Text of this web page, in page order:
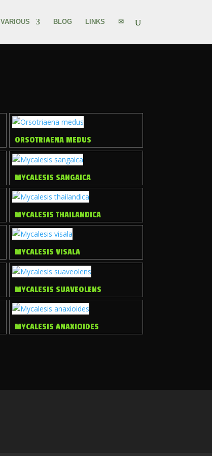
VARIOUS BLOG LINKS ✉
ORSOTRIAENA MEDUS
MYCALESIS SANGAICA
MYCALESIS THAILANDICA
MYCALESIS VISALA
MYCALESIS SUAVEOLENS
MYCALESIS ANAXIOIDES